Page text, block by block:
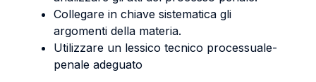
Collegare in chiave sistematica gli
argomenti della materia.
Utilizzare un lessico tecnico processuale-
penale adeguato